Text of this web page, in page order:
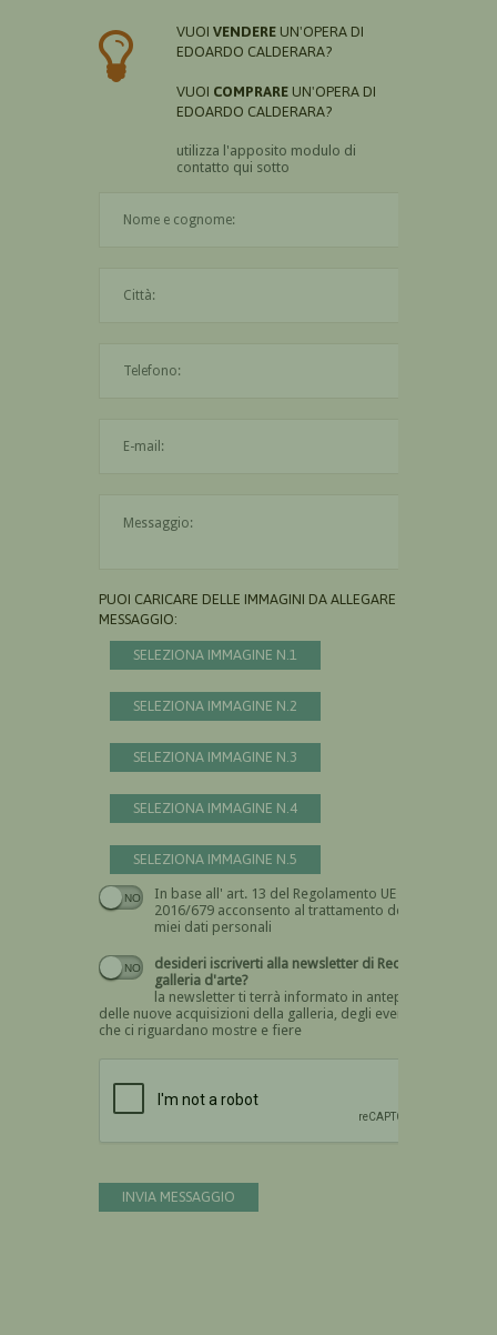
VUOI VENDERE UN'OPERA DI
EDOARDO CALDERARA?
VUOI COMPRARE UN'OPERA DI
EDOARDO CALDERARA?
utilizza l'apposito modulo di
contatto qui sotto
PUOI CARICARE DELLE IMMAGINI DA ALLEGARE AL
MESSAGGIO:
SELEZIONA IMMAGINE N.1
SELEZIONA IMMAGINE N.2
SELEZIONA IMMAGINE N.3
SELEZIONA IMMAGINE N.4
SELEZIONA IMMAGINE N.5
In base all' art. 13 del Regolamento UE n.
2016/679 acconsento al trattamento dei
miei dati personali
Devi dare il consenso
desideri iscriverti alla newsletter di Recta
galleria d'arte?
la newsletter ti terrà informato in anteprima
delle nuove acquisizioni della galleria, degli eventi
che ci riguardano mostre e fiere
INVIA MESSAGGIO